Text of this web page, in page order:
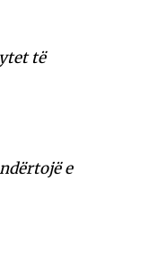
të
e